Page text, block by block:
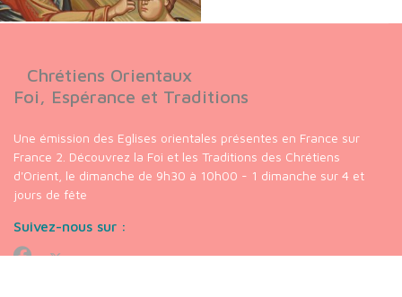
Chrétiens Orientaux
Foi, Espérance et Traditions
Une émission des Eglises orientales présentes en France sur
France 2. Découvrez la Foi et les Traditions des Chrétiens
d'Orient, le dimanche de 9h30 à 10h00 - 1 dimanche sur 4 et
jours de fête
Suivez-nous sur :